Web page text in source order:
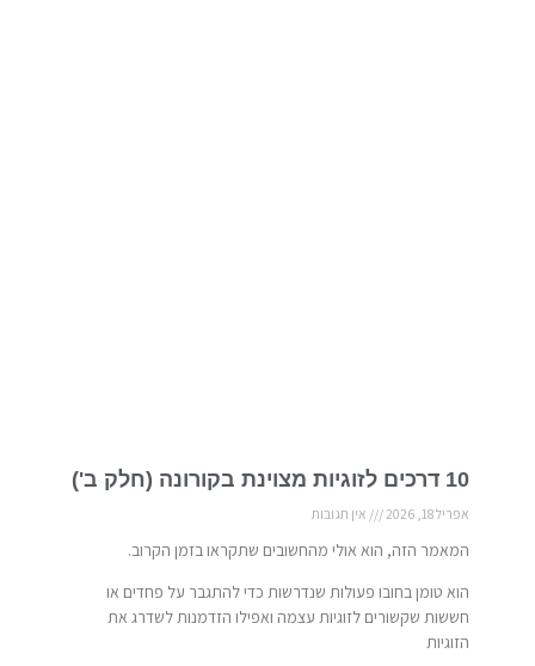
10 דרכים לזוגיות מצוינת בקורונה (חלק ב')
אפריל 18, 2026 אין תגובות
המאמר הזה, הוא אולי מהחשובים שתקראו בזמן הקרוב.
הוא טומן בחובו פעולות שנדרשות כדי להתגבר על פחדים או
חששות שקשורים לזוגיות עצמה ואפילו הזדמנות לשדרג את
הזוגיות